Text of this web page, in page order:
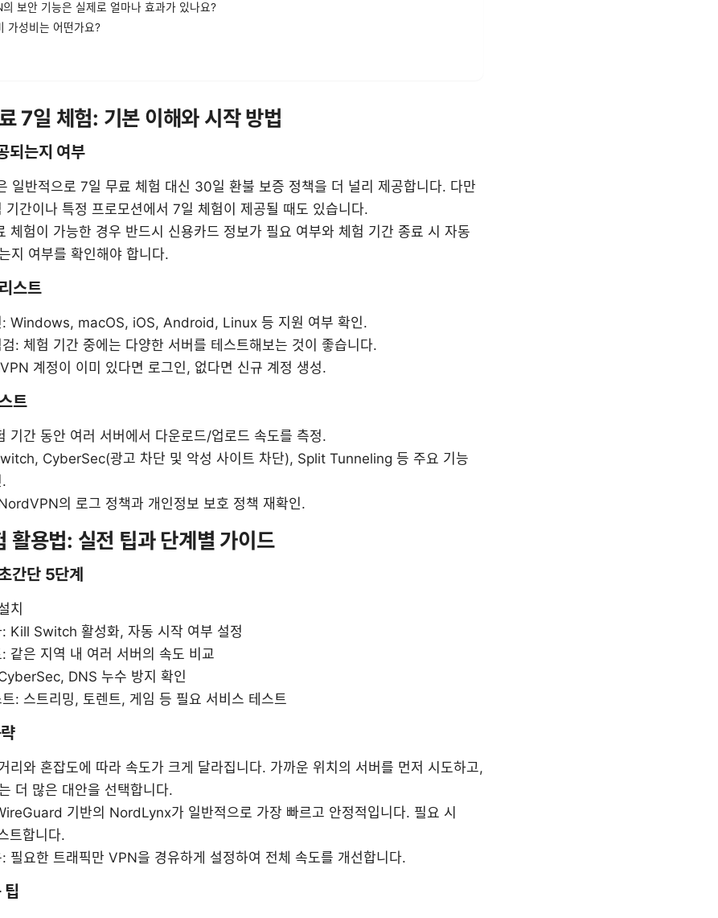
보안 기능은 실제로 얼마나 효과가 있나요?
가성비는 어떤가요?
7일 체험: 기본 이해와 시작 방법
되는지 여부
일반적으로 7일 무료 체험 대신 30일 환불 보증 정책을 더 널리 제공합니다. 다만
기간이나 특정 프로모션에서 7일 체험이 제공될 때도 있습니다.
체험이 가능한 경우 반드시 신용카드 정보가 필요 여부와 체험 기간 종료 시 자동
지 여부를 확인해야 합니다.
스트
: Windows, macOS, iOS, Android, Linux 등 지원 여부 확인.
: 체험 기간 중에는 다양한 서버를 테스트해보는 것이 좋습니다.
계정이 이미 있다면 로그인, 없다면 신규 계정 생성.
트
기간 동안 여러 서버에서 다운로드/업로드 속도를 측정.
CyberSec(광고 차단 및 악성 사이트 차단), Split Tunneling 등 주요 기능
의 로그 정책과 개인정보 보호 정책 재확인.
활용법: 실전 팁과 단계별 가이드
간단 5단계
치
: Kill Switch 활성화, 자동 시작 여부 설정
같은 지역 내 여러 서버의 속도 비교
DNS 누수 방지 확인
: 스트리밍, 토렌트, 게임 등 필요 서비스 테스트
리와 혼잡도에 따라 속도가 크게 달라집니다. 가까운 위치의 서버를 먼저 시도하고,
더 많은 대안을 선택합니다.
기반의 NordLynx가 일반적으로 가장 빠르고 안정적입니다. 필요 시
트합니다.
필요한 트래픽만 VPN을 경유하게 설정하여 전체 속도를 개선합니다.